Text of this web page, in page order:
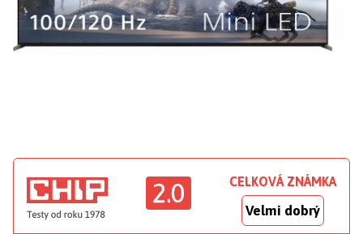
2.0 CELKOVÁ ZNÁMKA
Velmi dobrý